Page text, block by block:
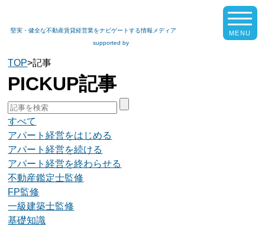
堅実・健全な不動産賃貸経営業をナビゲートする情報メディア
supported by
TOP>記事
PICKUP記事
すべて
アパート経営をはじめる
アパート経営を続ける
アパート経営を終わらせる
不動産鑑定士監修
FP監修
一級建築士監修
基礎知識